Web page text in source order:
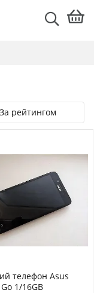
За рейтингом
телефон Asus
1/16GB